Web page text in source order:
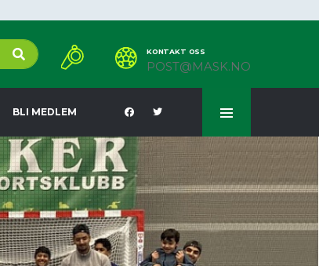
KONTAKT OSS
POST@MASK.NO
BLI MEDLEM